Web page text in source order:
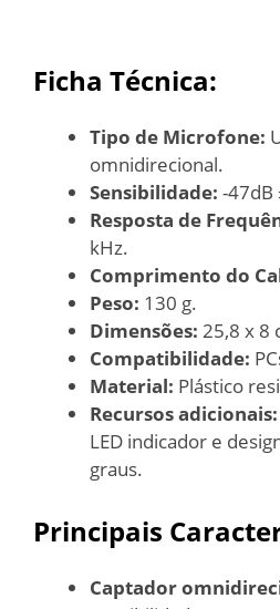
Ficha Técnica:
Tipo de Microfone:
omnidirecional.
Sensibilidade: -47dB
Resposta de
kHz.
Comprimento do
Peso: 130 g.
Dimensões: 25,8 x 8
Compatibilidade:
Material: Plástico
Recursos adicionais:
LED indicador e
graus.
Principais
Captador